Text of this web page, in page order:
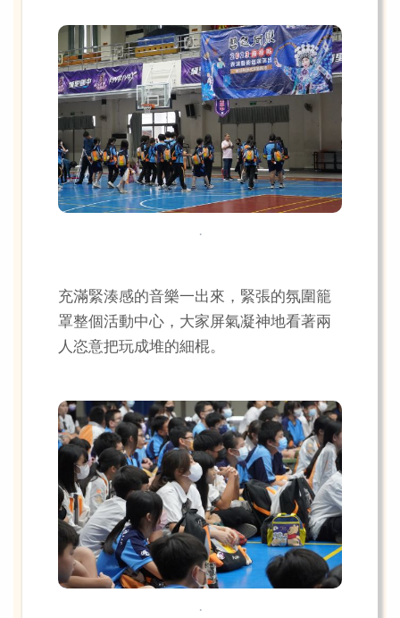
.
充滿緊湊感的音樂一出來，緊張的氛圍籠
罩整個活動中心，大家屏氣凝神地看著兩
人恣意把玩成堆的細棍。
.